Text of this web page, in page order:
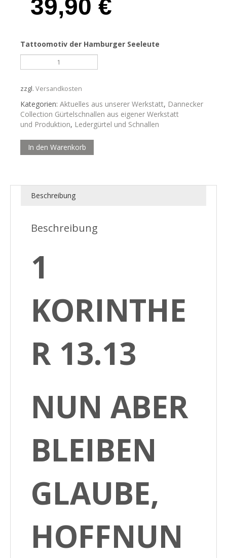
39,90 €
Tattoomotiv der Hamburger Seeleute
Glaube,
Altsilber
Menge
zzgl. Versandkosten
Kategorien: Aktuelles aus unserer Werkstatt, Dannecker
Collection Gürtelschnallen aus eigener Werkstatt
und Produktion, Ledergürtel und Schnallen
In den Warenkorb
Beschreibung
Beschreibung
1
KORINTHE
R 13.13
NUN ABER
BLEIBEN
GLAUBE,
HOFFNUN